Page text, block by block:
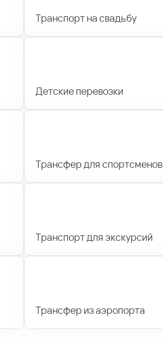
Транспорт на свадьбу
Детские перевозки
Трансфер для спортсменов
Транспорт для экскурсий
Трансфер из аэропорта